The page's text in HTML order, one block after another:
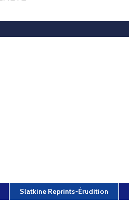
Slatkine Reprints-Érudition